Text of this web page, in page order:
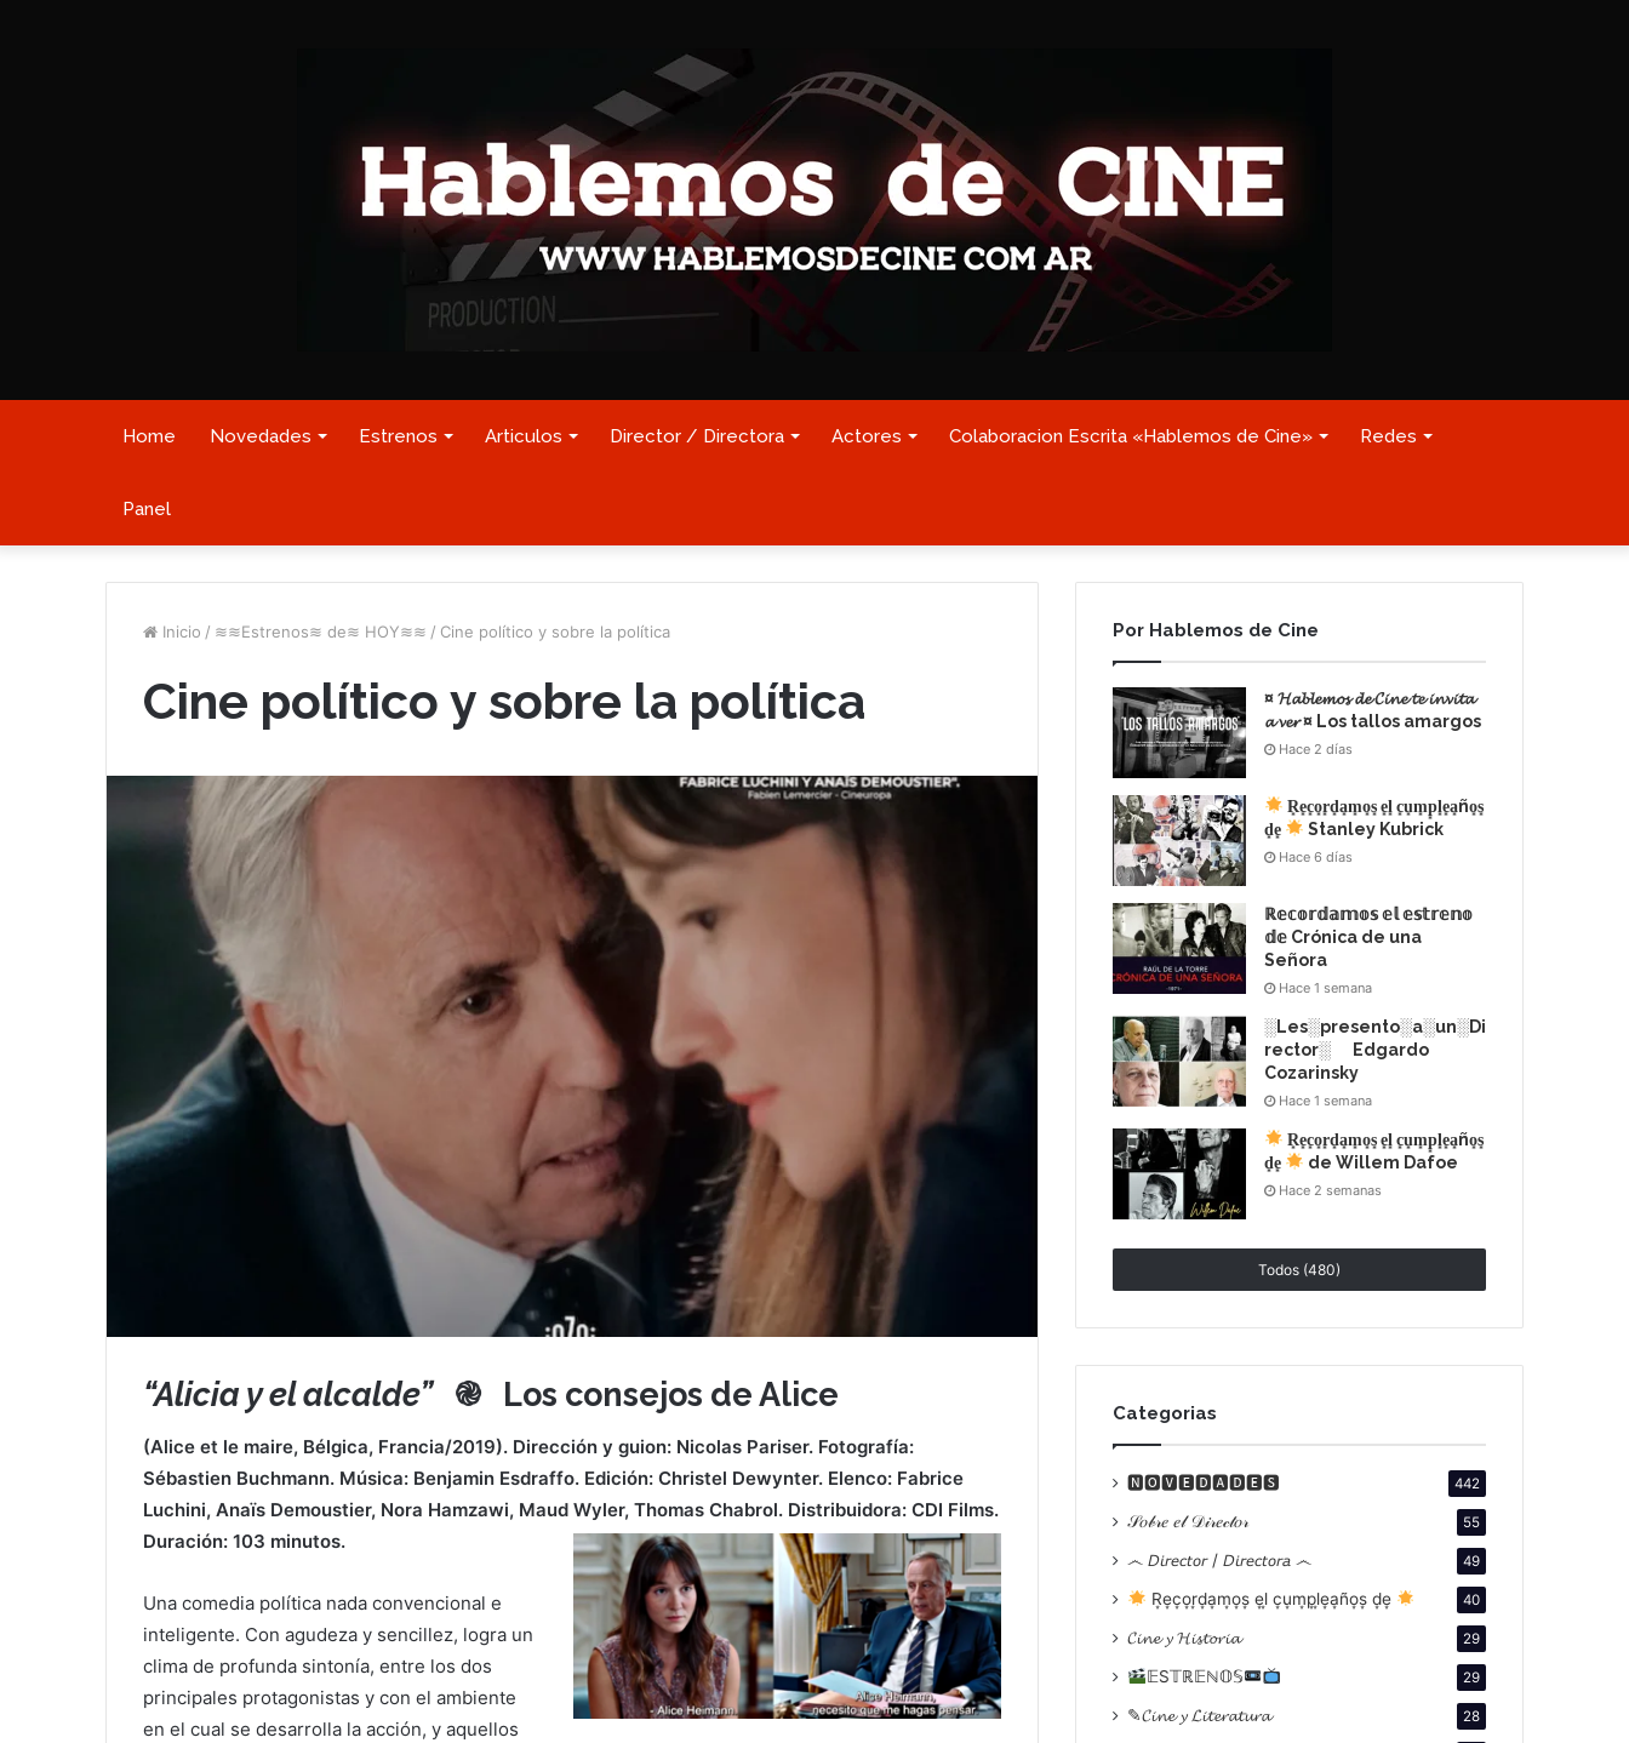
Home Novedades Estrenos Articulos Director / Directora Actores Colaboracion Escrita «Hablemos de Cine» Redes
Panel
Inicio / ≋≋Estrenos≋ de≋ HOY≋≋ / Cine político y sobre la política
Cine político y sobre la política
“Alicia y el alcalde” ֎ Los consejos de Alice
(Alice et le maire, Bélgica, Francia/2019). Dirección y guion: Nicolas Pariser. Fotografía:
Sébastien Buchmann. Música: Benjamin Esdraffo. Edición: Christel Dewynter. Elenco: Fabrice
Luchini, Anaïs Demoustier, Nora Hamzawi, Maud Wyler, Thomas Chabrol. Distribuidora: CDI Films.
Duración: 103 minutos.
Una comedia política nada convencional e
inteligente. Con agudeza y sencillez, logra un
clima de profunda sintonía, entre los dos
principales protagonistas y con el ambiente
en el cual se desarrolla la acción, y aquellos
Por Hablemos de Cine
¤ 𝓗𝓪𝓫𝓵𝓮𝓶𝓸𝓼 𝓭𝓮 𝓒𝓲𝓷𝓮 𝓽𝓮 𝓲𝓷𝓿𝓲𝓽𝓪
𝓪 𝓿𝓮𝓻 ¤ Los tallos amargos
Hace 2 días
R͙e͙c͙o͙r͙d͙a͙m͙o͙s͙ e͙l͙ c͙u͙m͙p͙l͙e͙a͙ño͙s͙
d͙e͙
Stanley Kubrick
Hace 6 días
ℝ𝕖𝕔𝕠𝕣𝕕𝕒𝕞𝕠𝕤 𝕖𝕝 𝕖𝕤𝕥𝕣𝕖𝕟𝕠
𝕕𝕖 Crónica de una
Señora
Hace 1 semana
░Les░presento░a░un░Di
rector░ Edgardo
Cozarinsky
Hace 1 semana
R͙e͙c͙o͙r͙d͙a͙m͙o͙s͙ e͙l͙ c͙u͙m͙p͙l͙e͙a͙ño͙s͙
d͙e͙
de Willem Dafoe
Hace 2 semanas
Todos (480)
Categorias
🅽🅾🆅🅴🅳🅰🅳🅴🆂 442
𝒮𝑜𝒷𝓇𝑒 𝑒𝓁 𝒟𝒾𝓇𝑒𝒸𝓉𝑜𝓇 55
෴ 𝘋𝘪𝘳𝘦𝘤𝘵𝘰𝘳 / 𝘋𝘪𝘳𝘦𝘤𝘵𝘰𝘳𝘢 ෴ 49
R͙e͙c͙o͙r͙d͙a͙m͙o͙s͙ e͙l͙ c͙u͙m͙p͙l͙e͙a͙ño͙s͙ d͙e͙ 40
𝓒𝓲𝓷𝓮 𝔂 𝓗𝓲𝓼𝓽𝓸𝓻𝓲𝓪 29
𝔼S𝕋ℝ𝔼ℕ𝕆𝕊 29
✎𝓒𝓲𝓷𝓮 𝔂 𝓛𝓲𝓽𝓮𝓻𝓪𝓽𝓾𝓻𝓪 28